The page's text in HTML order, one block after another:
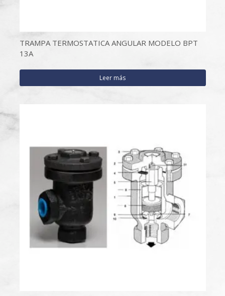
TRAMPA TERMOSTATICA ANGULAR MODELO BPT
13A
Leer más